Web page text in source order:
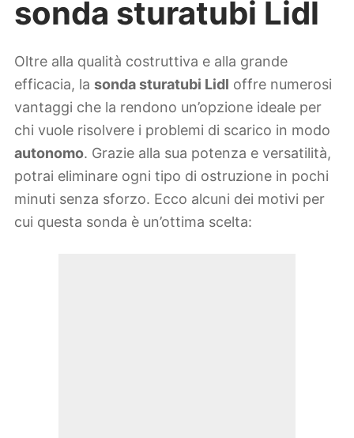
sonda sturatubi Lidl
Oltre alla qualità costruttiva e alla grande
efficacia, la sonda sturatubi Lidl offre numerosi
vantaggi che la rendono un’opzione ideale per
chi vuole risolvere i problemi di scarico in modo
autonomo. Grazie alla sua potenza e versatilità,
potrai eliminare ogni tipo di ostruzione in pochi
minuti senza sforzo. Ecco alcuni dei motivi per
cui questa sonda è un’ottima scelta: